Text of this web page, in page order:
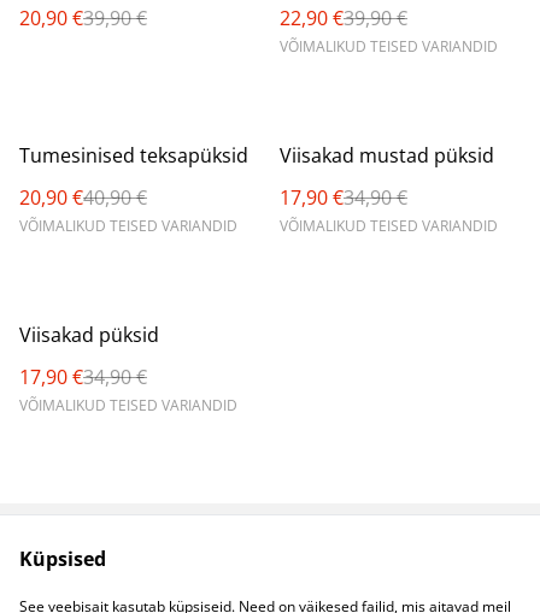
20,90 €39,90 €
22,90 €39,90 €
VÕIMALIKUD TEISED VARIANDID
%
Tumesinised teksapüksid
20,90 €40,90 €
VÕIMALIKUD TEISED VARIANDID
%
Viisakad mustad püksid
17,90 €34,90 €
VÕIMALIKUD TEISED VARIANDID
%
Viisakad püksid
17,90 €34,90 €
VÕIMALIKUD TEISED VARIANDID
Müügitingimused
Küpsised
Kontaktid
Küpsised
See veebisait kasutab küpsiseid. Need on väikesed failid, mis aitavad meil